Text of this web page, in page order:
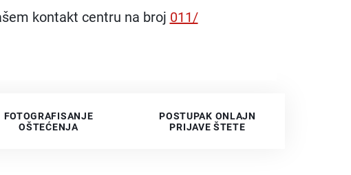
kontakt centru na broj 011/
FOTOGRAFISANJE
OŠTEĆENJA
POSTUPAK ONLAJN
PRIJAVE ŠTETE